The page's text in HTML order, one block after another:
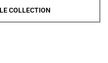
COLLECTION